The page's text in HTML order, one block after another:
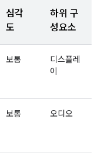
심각
도
하위 구
성요소
보통
디스플레
이
보통 오디오